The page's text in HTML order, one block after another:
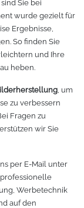
Sie bei
wurde gezielt für
Ergebnisse,
So finden Sie
und Ihre
heben.
, um
zu verbessern
Fragen zu
wir Sie
per E-Mail unter
Werbetechnik
auf den